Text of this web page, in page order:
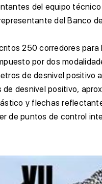
del equipo
del Banco
250 corredores para
por dos
de desnivel positivo
desnivel positivo,
y flechas
de puntos de control